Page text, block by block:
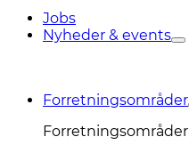
Jobs
Nyheder & events
Forretningsområder
Forretningsområder